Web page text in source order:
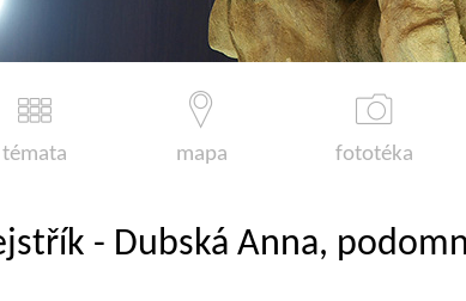
témata mapa fototéka
- Dubská Anna,